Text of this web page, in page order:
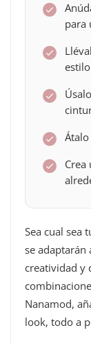
para
Sea cual sea
se adaptarán
creatividad y
Nanamod,
look, todo a